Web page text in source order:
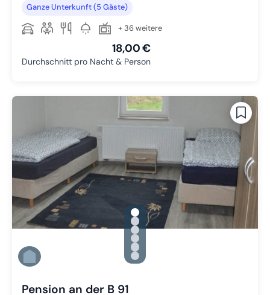
Ganze Unterkunft (5 Gäste)
+ 36 weitere
18,00 €
Durchschnitt pro Nacht & Person
gallery.slide_selector
Zu Slide 1 wechseln
Zu Slide 2 wechseln
Zu Slide 3 wechseln
Zu Slide 4 wechseln
Zu Slide 5 wechseln
Zu Slide 6 wechseln
Pension an der B 91